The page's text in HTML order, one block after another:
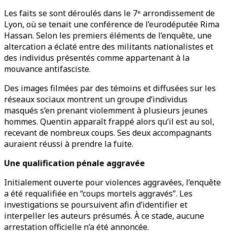
Les faits se sont déroulés dans le 7ᵉ arrondissement de
Lyon, où se tenait une conférence de l’eurodéputée Rima
Hassan. Selon les premiers éléments de l’enquête, une
altercation a éclaté entre des militants nationalistes et
des individus présentés comme appartenant à la
mouvance antifasciste.
Des images filmées par des témoins et diffusées sur les
réseaux sociaux montrent un groupe d’individus
masqués s’en prenant violemment à plusieurs jeunes
hommes. Quentin apparaît frappé alors qu’il est au sol,
recevant de nombreux coups. Ses deux accompagnants
auraient réussi à prendre la fuite.
Une qualification pénale aggravée
Initialement ouverte pour violences aggravées, l’enquête
a été requalifiée en “coups mortels aggravés”. Les
investigations se poursuivent afin d’identifier et
interpeller les auteurs présumés. À ce stade, aucune
arrestation officielle n’a été annoncée.